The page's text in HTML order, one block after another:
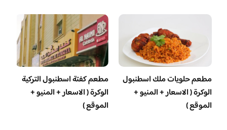
‏مطعم حلويات ملك اسطنبول
الوكرة ( الاسعار + المنيو +
الموقع )
مطعم كفتة اسطنبول التركية
الوكرة ( الاسعار + المنيو +
الموقع )